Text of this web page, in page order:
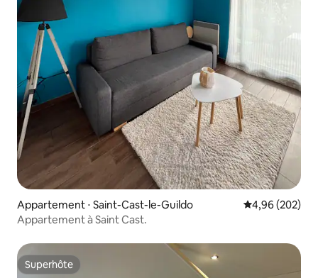
Appartement ⋅ Saint-Cast-le-Guildo Évaluation
4,96 (202)
Appartement à Saint Cast.
Superhôte
Superhôte